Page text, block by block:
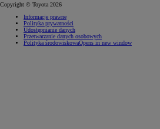
Copyright © Toyota 2026
Informacje prawne
Polityka prywatności
Udostępnianie danych
Przetwarzanie danych osobowych
Polityka środowiskowaOpens in new window